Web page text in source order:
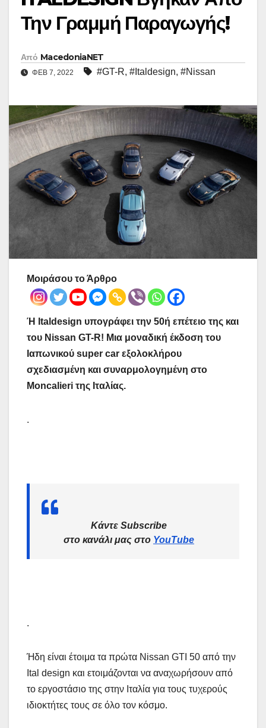
Την Γραμμή Παραγωγής!
Από MacedoniaNET
ΦΕΒ 7, 2022 #GT-R, #Italdesign, #Nissan
Μοιράσου το Άρθρο
Ή Italdesign υπογράφει την 50ή επέτειο της και
του Nissan GT-R! Μια μοναδική έκδοση του
Ιαπωνικού super car εξολοκλήρου
σχεδιασμένη και συναρμολογημένη στο
Moncalieri της Ιταλίας.
.
Κάντε Subscribe
στο κανάλι μας στο YouTube
.
Ήδη είναι έτοιμα τα πρώτα Nissan GTI 50 από την
Ital design και ετοιμάζονται να αναχωρήσουν από
το εργοστάσιο της στην Ιταλία για τους τυχερούς
ιδιοκτήτες τους σε όλο τον κόσμο.